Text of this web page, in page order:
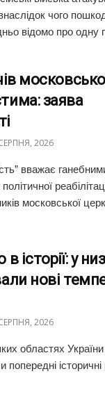
чого
відомо про одну
заява
2026
вважає
московської
історії: у
нові
2026
областях
історичні